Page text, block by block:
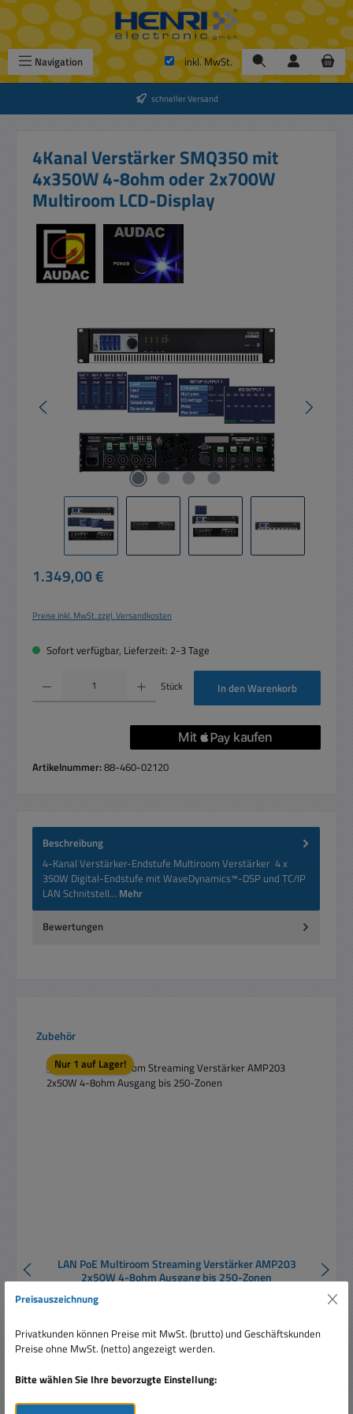
Zum Hauptinhalt springen
Navigation inkl. MwSt.
schneller Versand
4Kanal Verstärker SMQ350 mit
4x350W 4-8ohm oder 2x700W
Multiroom LCD-Display
Bildergalerie überspringen
Regulärer Preis:
1.349,00 €
Preise inkl. MwSt. zzgl. Versandkosten
Sofort verfügbar, Lieferzeit: 2-3 Tage
Produkt Anzahl: Gib den gewünschten Wert ein oder benutze die Schaltflächen um
Stück In den Warenkorb
Artikelnummer:88-460-02120
Beschreibung
4-Kanal Verstärker-Endstufe Multiroom Verstärker 4 x
350W Digital-Endstufe mit WaveDynamics™-DSP und TC/IP
LAN Schnitstell… Mehr
Bewertungen
Produktgalerie überspringen
Zubehör
Nur 1 auf Lager!
LAN PoE Multiroom Streaming Verstärker AMP203
2x50W 4-8ohm Ausgang bis 250-Zonen
Preisauszeichnung
Privatkunden können Preise mit MwSt. (brutto) und Geschäftskunden
Preise ohne MwSt. (netto) angezeigt werden.
Bitte wählen Sie Ihre bevorzugte Einstellung: